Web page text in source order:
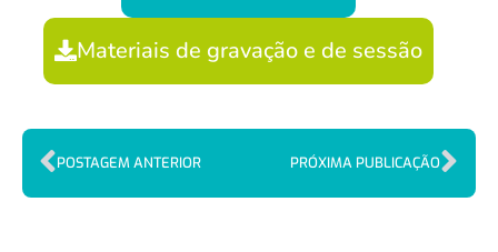
Materiais de gravação e de sessão
POSTAGEM ANTERIOR PRÓXIMA PUBLICAÇÃO